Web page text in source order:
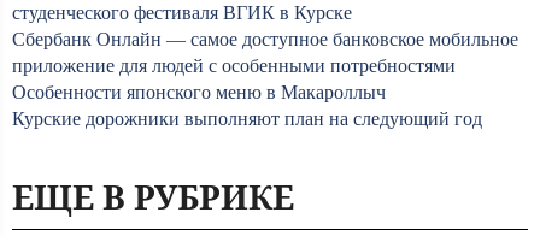
студенческого фестиваля ВГИК в Курске
Сбербанк Онлайн — самое доступное банковское мобильное
приложение для людей с особенными потребностями
Особенности японского меню в Макароллыч
Курские дорожники выполняют план на следующий год
ЕЩЕ В РУБРИКЕ